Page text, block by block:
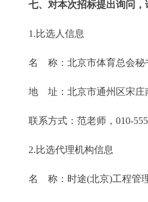
七、对本次招标提出询问，
1.比选人信息
名 称：北京市体育总会秘
地 址：北京市通州区宋庄
联系方式：范老师，010-
2.比选代理机构信息
名 称：时途(北京)工程管理